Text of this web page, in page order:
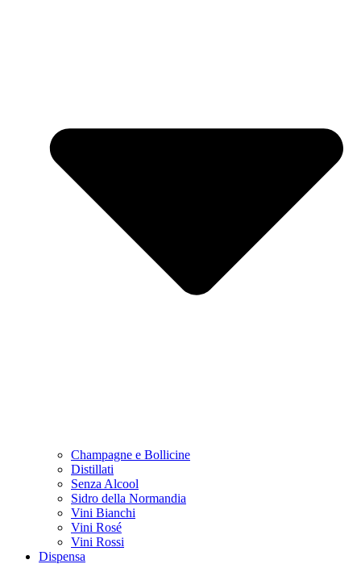
Champagne e Bollicine
Distillati
Senza Alcool
Sidro della Normandia
Vini Bianchi
Vini Rosé
Vini Rossi
Dispensa